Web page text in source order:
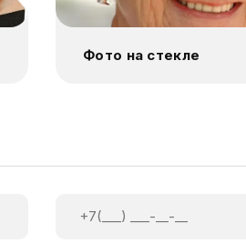
Фото на стекле